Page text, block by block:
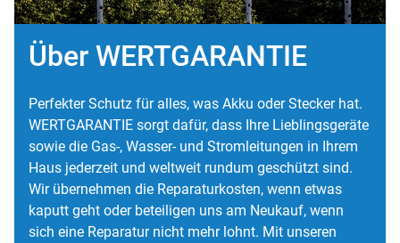
Über WERTGARANTIE
Perfekter Schutz für alles, was Akku oder Stecker hat.
WERTGARANTIE sorgt dafür, dass Ihre Lieblingsgeräte
sowie die Gas-, Wasser- und Stromleitungen in Ihrem
Haus jederzeit und weltweit rundum geschützt sind.
Wir übernehmen die Reparaturkosten, wenn etwas
kaputt geht oder beteiligen uns am Neukauf, wenn
sich eine Reparatur nicht mehr lohnt. Mit unseren